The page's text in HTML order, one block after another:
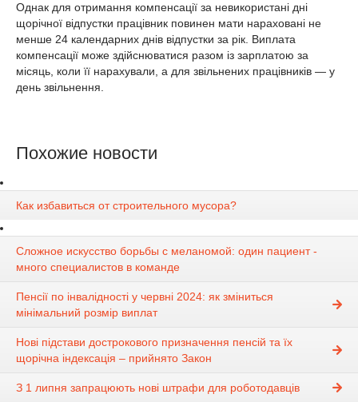
Однак для отримання компенсації за невикористані дні
щорічної відпустки працівник повинен мати нараховані не
менше 24 календарних днів відпустки за рік. Виплата
компенсації може здійснюватися разом із зарплатою за
місяць, коли її нарахували, а для звільнених працівників — у
день звільнення.
Похожие новости
Как избавиться от строительного мусора?
Сложное искусство борьбы с меланомой: один пациент -
много специалистов в команде
Пенсії по інвалідності у червні 2024: як зміниться
мінімальний розмір виплат
Нові підстави дострокового призначення пенсій та їх
щорічна індексація – прийнято Закон
З 1 липня запрацюють нові штрафи для роботодавців